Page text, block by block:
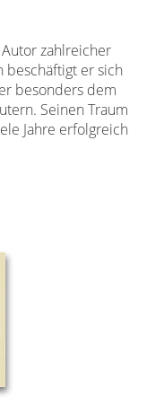
zahlreicher
beschäftigt er sich
besonders dem
Seinen Traum
Jahre erfolgreich